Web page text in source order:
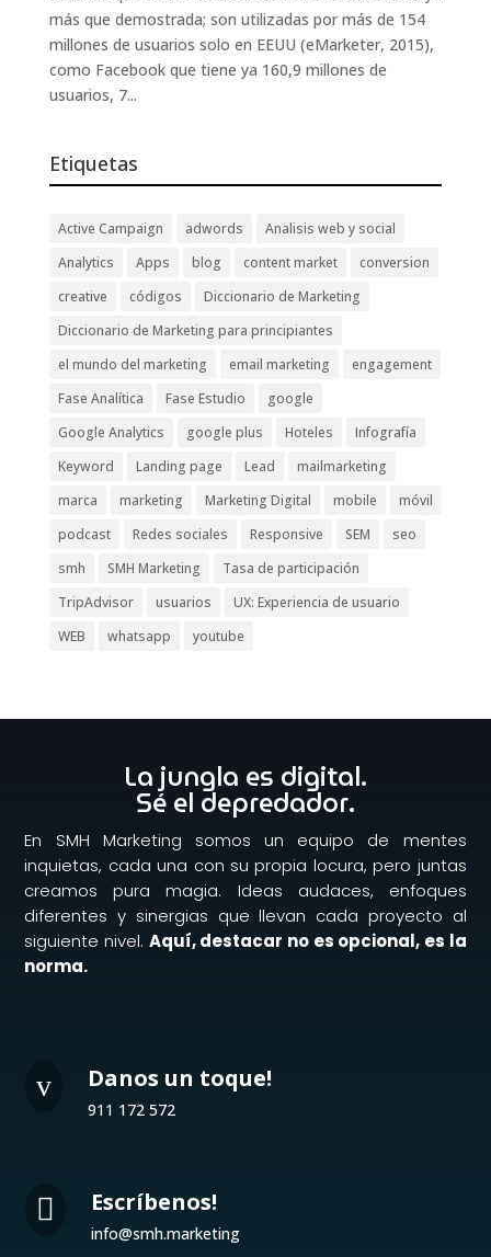
más que demostrada; son utilizadas por más de 154
millones de usuarios solo en EEUU (eMarketer, 2015),
como Facebook que tiene ya 160,9 millones de
usuarios, 7...
Etiquetas
Active Campaign adwords
Analisis web y social
Analytics
Apps blog content market
conversion
creative
códigos
Diccionario de Marketing
Diccionario de Marketing para principiantes
el mundo del marketing
email marketing
engagement
Fase Analítica
Fase Estudio
google
Google Analytics
google plus Hoteles
Infografía
Keyword
Landing page Lead
mailmarketing
marca
marketing Marketing Digital mobile
móvil
podcast
Redes sociales Responsive SEM
seo
smh
SMH Marketing
Tasa de participación
TripAdvisor
usuarios
UX: Experiencia de usuario
WEB
whatsapp youtube
La jungla es digital.
Sé el depredador.
En SMH Marketing somos un equipo de mentes
inquietas, cada una con su propia locura, pero juntas
creamos pura magia. Ideas audaces, enfoques
diferentes y sinergias que llevan cada proyecto al
siguiente nivel. Aquí, destacar no es opcional, es la
norma.
v Danos un toque!
911 172 572
 Escríbenos!
info@smh.marketing